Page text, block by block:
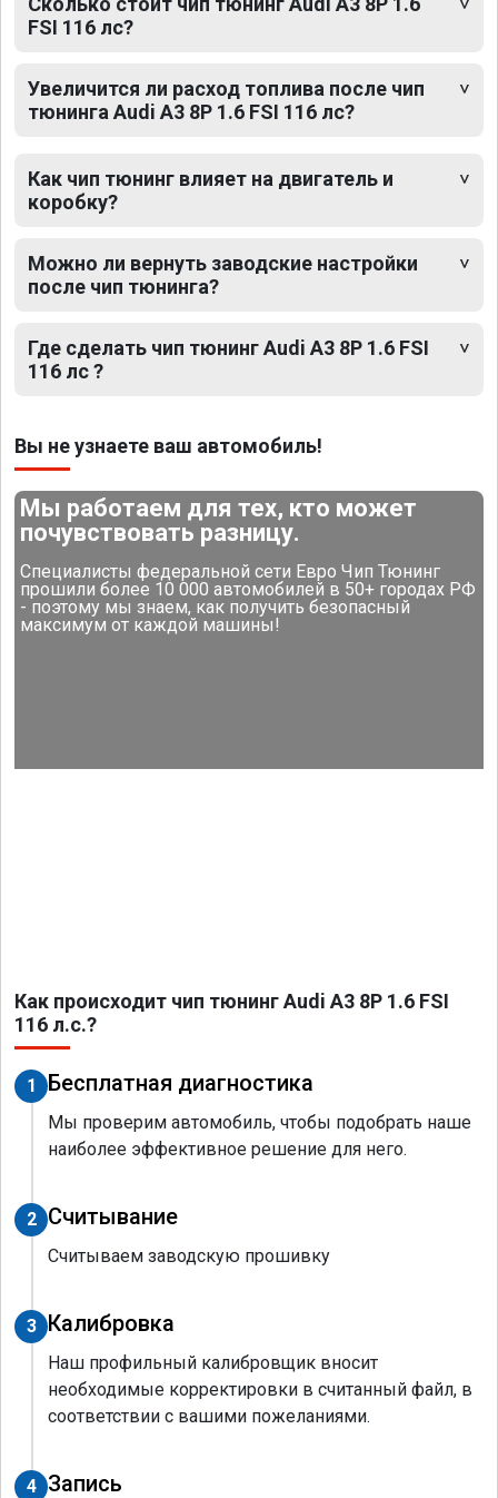
FSI 116 лс?
Увеличится ли расход топлива после чип
тюнинга Audi A3 8P 1.6 FSI 116 лс?
Как чип тюнинг влияет на двигатель и
коробку?
Можно ли вернуть заводские настройки
после чип тюнинга?
Где сделать чип тюнинг Audi A3 8P 1.6 FSI
116 лс ?
Вы не узнаете ваш автомобиль!
Мы работаем для тех, кто может
почувствовать разницу.
Специалисты федеральной сети Евро Чип Тюнинг
прошили более 10 000 автомобилей в 50+ городах РФ
- поэтому мы знаем, как получить безопасный
максимум от каждой машины!
Как происходит чип тюнинг Audi A3 8P 1.6 FSI
116 л.с.?
1 Бесплатная диагностика
Мы проверим автомобиль, чтобы подобрать наше
наиболее эффективное решение для него.
2 Считывание
Считываем заводскую прошивку
3 Калибровка
Наш профильный калибровщик вносит
необходимые корректировки в считанный файл, в
соответствии с вашими пожеланиями.
4 Запись